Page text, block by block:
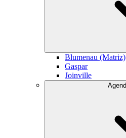
Blumenau (Matriz)
Gaspar
Joinville